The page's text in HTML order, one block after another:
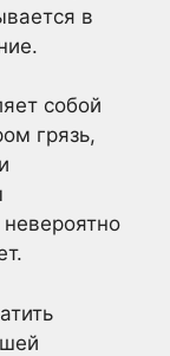
в
собой
грязь,